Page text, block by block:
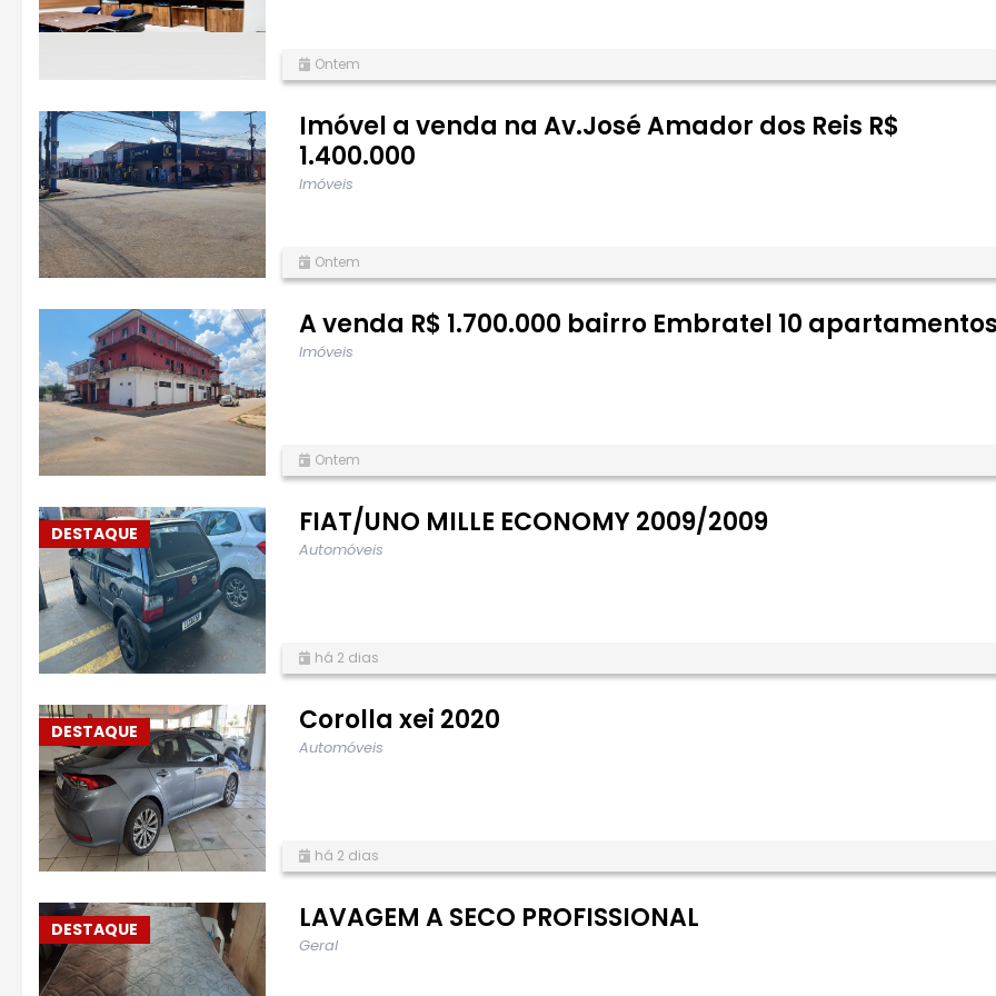
Ontem
Imóvel a venda na Av.José Amador dos Reis R$
1.400.000
Imóveis
Ontem
A venda R$ 1.700.000 bairro Embratel 10
Imóveis
Ontem
DESTAQUE FIAT/UNO MILLE ECONOMY 2009/2009
Automóveis
há 2 dias
DESTAQUE Corolla xei 2020
Automóveis
há 2 dias
DESTAQUE LAVAGEM A SECO PROFISSIONAL
Geral